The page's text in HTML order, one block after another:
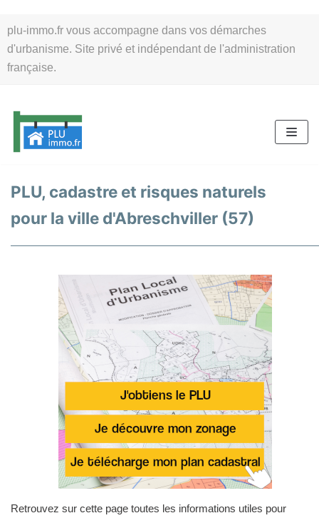
plu-immo.fr vous accompagne dans vos démarches
d'urbanisme. Site privé et indépendant de l'administration
française.
au
contenu
PLU, cadastre et risques naturels
pour la ville d'Abreschviller (57)
Retrouvez sur cette page toutes les informations utiles pour